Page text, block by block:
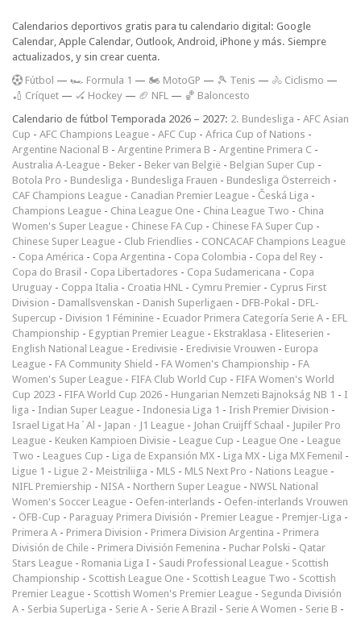
Calendarios deportivos gratis para tu calendario digital: Google
Calendar, Apple Calendar, Outlook, Android, iPhone y más. Siempre
actualizados, y sin crear cuenta.
Fútbol — 🏎️ Formula 1 — 🏍 MotoGP — 🎾 Tenis — 🚴 Ciclismo —
🏏 Críquet — 🏑 Hockey — 🏈 NFL — 🏀 Baloncesto
Calendario de fútbol Temporada 2026 – 2027: 2. Bundesliga - AFC Asian
Cup - AFC Champions League - AFC Cup - Africa Cup of Nations -
Argentine Nacional B - Argentine Primera B - Argentine Primera C -
Australia A-League - Beker - Beker van België - Belgian Super Cup -
Botola Pro - Bundesliga - Bundesliga Frauen - Bundesliga Österreich -
CAF Champions League - Canadian Premier League - Česká Liga -
Champions League - China League One - China League Two - China
Women's Super League - Chinese FA Cup - Chinese FA Super Cup -
Chinese Super League - Club Friendlies - CONCACAF Champions League
- Copa América - Copa Argentina - Copa Colombia - Copa del Rey -
Copa do Brasil - Copa Libertadores - Copa Sudamericana - Copa
Uruguay - Coppa Italia - Croatia HNL - Cymru Premier - Cyprus First
Division - Damallsvenskan - Danish Superligaen - DFB-Pokal - DFL-
Supercup - Division 1 Féminine - Ecuador Primera Categoría Serie A - EFL
Championship - Egyptian Premier League - Ekstraklasa - Eliteserien -
English National League - Eredivisie - Eredivisie Vrouwen - Europa
League - FA Community Shield - FA Women's Championship - FA
Women's Super League - FIFA Club World Cup - FIFA Women's World
Cup 2023 - FIFA World Cup 2026 - Hungarian Nemzeti Bajnokság NB 1 - I
liga - Indian Super League - Indonesia Liga 1 - Irish Premier Division -
Israel Ligat Ha`Al - Japan - J1 League - Johan Cruijff Schaal - Jupiler Pro
League - Keuken Kampioen Divisie - League Cup - League One - League
Two - Leagues Cup - Liga de Expansión MX - Liga MX - Liga MX Femenil -
Ligue 1 - Ligue 2 - Meistriliiga - MLS - MLS Next Pro - Nations League -
NIFL Premiership - NISA - Northern Super League - NWSL National
Women's Soccer League - Oefen-interlands - Oefen-interlands Vrouwen
- ÖFB-Cup - Paraguay Primera División - Premier League - Premjer-Liga -
Primera A - Primera Division - Primera Division Argentina - Primera
División de Chile - Primera División Femenina - Puchar Polski - Qatar
Stars League - Romania Liga I - Saudi Professional League - Scottish
Championship - Scottish League One - Scottish League Two - Scottish
Premier League - Scottish Women's Premier League - Segunda División
A - Serbia SuperLiga - Serie A - Serie A Brazil - Serie A Women - Serie B -